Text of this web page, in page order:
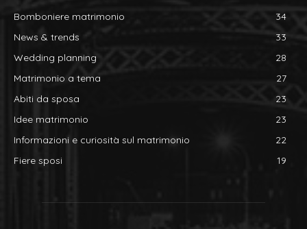
Bomboniere matrimonio
34
News & trends
33
Wedding planning
28
Matrimonio a tema
27
Abiti da sposa
23
Idee matrimonio
23
Informazioni e curiosità sul matrimonio
22
Fiere sposi
19